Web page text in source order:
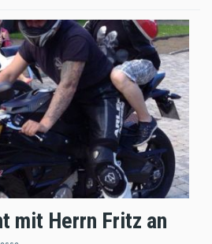
mit Herrn Fritz an